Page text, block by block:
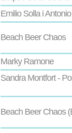
Emilio Solla i
Beach Beer Chaos
Marky Ramone
Sandra Montfort -
Beach Beer Chaos